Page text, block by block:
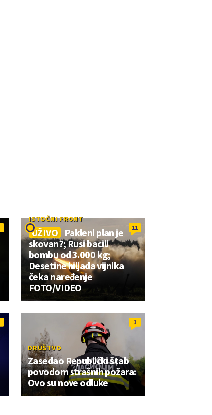
11
ISTOČNI FRONT
UŽIVO Pakleni plan je
skovan?; Rusi bacili
bombu od 3.000 kg;
Desetine hiljada vijnika
čeka naređenje
FOTO/VIDEO
1
DRUŠTVO
Zasedao Republički štab
povodom strašnih požara:
Ovo su nove odluke